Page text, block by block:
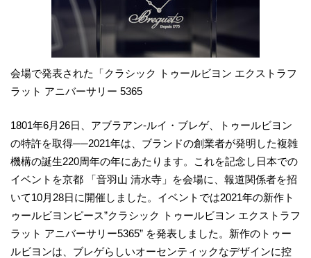
会場で発表された「クラシック トゥールビヨン エクストラフ
ラット アニバーサリー 5365
1801年6月26日、アブラアン-ルイ・ブレゲ、トゥールビヨン
の特許を取得──2021年は、ブランドの創業者が発明した複雑
機構の誕生220周年の年にあたります。これを記念し日本での
イベントを京都 「音羽山 清水寺」を会場に、報道関係者を招
いて10月28日に開催しました。イベントでは2021年の新作ト
ゥールビヨンピース”クラシック トゥールビヨン エクストラフ
ラット アニバーサリー5365” を発表しました。新作のトゥー
ルビヨンは、ブレゲらしいオーセンティックなデザインに控